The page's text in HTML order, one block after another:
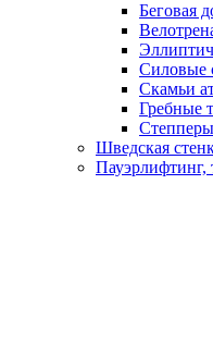
Беговая
Силовые
Скамьи
Гребные
Степперы
Шведская
Пауэрлифтинг,